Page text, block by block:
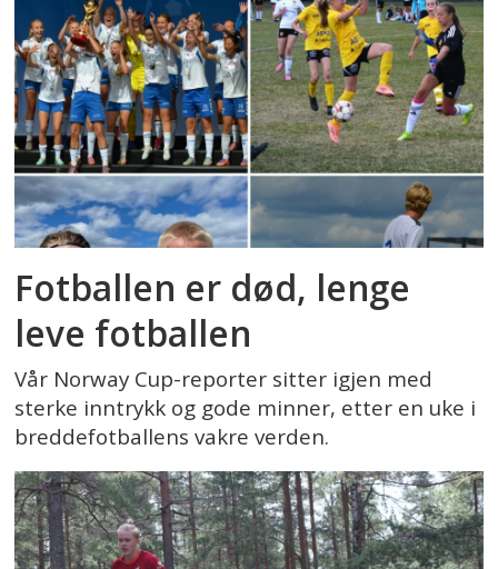
Fotballen er død, lenge
leve fotballen
Vår Norway Cup-reporter sitter igjen med
sterke inntrykk og gode minner, etter en uke i
breddefotballens vakre verden.